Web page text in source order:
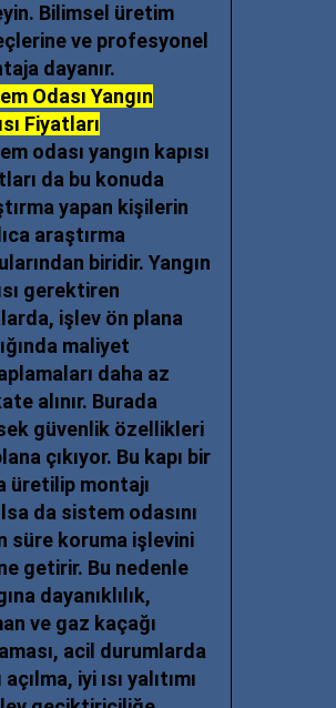
Bilimsel üretim
ve profesyonel
dayanır.
Odası Yangın
Fiyatları
odası yangın kapısı
da bu konuda
yapan kişilerin
araştırma
biridir. Yangın
gerektiren
işlev ön plana
maliyet
daha az
alınır. Burada
güvenlik özellikleri
çıkıyor. Bu kapı bir
üretilip montajı
da sistem odasını
süre koruma işlevini
getirir. Bu nedenle
dayanıklılık,
ve gaz kaçağı
acil durumlarda
açılma, iyi ısı yalıtımı